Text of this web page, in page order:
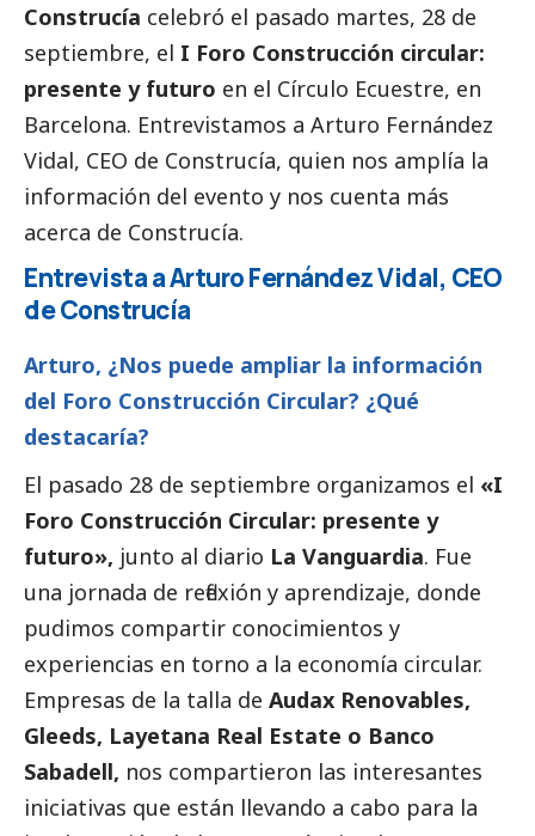
Construcía celebró el pasado martes, 28 de
septiembre, el I Foro Construcción circular:
presente y futuro en el Círculo Ecuestre, en
Barcelona. Entrevistamos a Arturo Fernández
Vidal, CEO de Construcía, quien nos amplía la
información del evento y nos cuenta más
acerca de Construcía.
Entrevista a Arturo Fernández Vidal, CEO
de Construcía
Arturo, ¿Nos puede ampliar la información
del Foro Construcción Circular? ¿Qué
destacaría?
El pasado 28 de septiembre organizamos el «I
Foro Construcción Circular: presente y
futuro», junto al diario La Vanguardia. Fue
una jornada de reflexión y aprendizaje, donde
pudimos compartir conocimientos y
experiencias en torno a la economía circular.
Empresas de la talla de Audax Renovables,
Gleeds, Layetana Real Estate o Banco
Sabadell, nos compartieron las interesantes
iniciativas que están llevando a cabo para la